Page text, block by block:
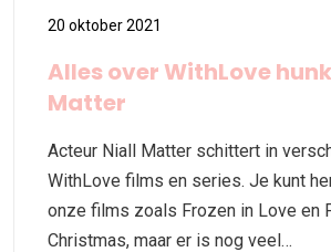
20 oktober 2021
Alles over WithLove
Matter
Acteur Niall Matter schittert in
WithLove films en series. Je kunt
onze films zoals Frozen in Love en
Christmas, maar er is nog veel…